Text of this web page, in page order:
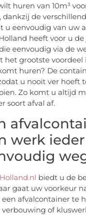
huren van 10m³
dankzij de
u eenvoudig van uw
heeft voor u de
eenvoudig via de
het grootste voordeel
huren? De
u nooit ver hoeft
Zo komt u altijd
soort afval af.
werk
biedt u de
gaat uw voorkeur
afvalcontainer te
of